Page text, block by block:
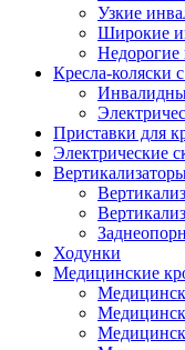
Узкие
Широкие
Недорогие
Кресла-коляски
Приставки для
Электрические
Ходунки
Медицинские